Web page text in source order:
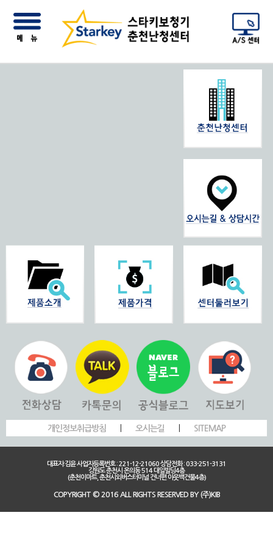
개인정보취급방침 오시는길 SITEMAP
대표자:김윤 사업자등록번호 : 221-12-21060 상담전화 : 033-251-3131
강원도 춘천시 온의동 514 대일빌딩4층
(춘천이마트, 춘천시외버스터미널 건너편 아웃백건물4층)
COPYRIGHT © 2016 ALL RIGHTS RESERVED BY (주)KIB